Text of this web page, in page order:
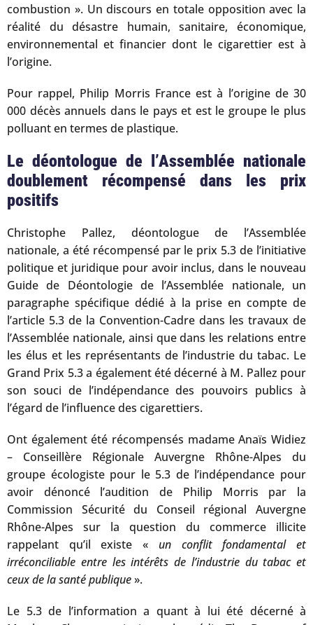
combustion ». Un discours en totale opposition avec la
réalité du désastre humain, sanitaire, économique,
environnemental et financier dont le cigarettier est à
l’origine.
Pour rappel, Philip Morris France est à l’origine de 30
000 décès annuels dans le pays et est le groupe le plus
polluant en termes de plastique.
Le déontologue de l’Assemblée nationale
doublement récompensé dans les prix
positifs
Christophe Pallez, déontologue de l’Assemblée
nationale, a été récompensé par le prix 5.3 de l’initiative
politique et juridique pour avoir inclus, dans le nouveau
Guide de Déontologie de l’Assemblée nationale, un
paragraphe spécifique dédié à la prise en compte de
l’article 5.3 de la Convention-Cadre dans les travaux de
l’Assemblée nationale, ainsi que dans les relations entre
les élus et les représentants de l’industrie du tabac. Le
Grand Prix 5.3 a également été décerné à M. Pallez pour
son souci de l’indépendance des pouvoirs publics à
l’égard de l’influence des cigarettiers.
Ont également été récompensés madame Anaïs Widiez
– Conseillère Régionale Auvergne Rhône-Alpes du
groupe écologiste pour le 5.3 de l’indépendance pour
avoir dénoncé l’audition de Philip Morris par la
Commission Sécurité du Conseil régional Auvergne
Rhône-Alpes sur la question du commerce illicite
rappelant qu’il existe « un conflit fondamental et
irréconciliable entre les intérêts de l’industrie du tabac et
ceux de la santé publique».
Le 5.3 de l’information a quant à lui été décerné à